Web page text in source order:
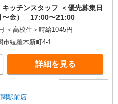
ッチンスタッフ ＜優先募集日
〜金） 17:00〜21:00
＜高校生＞時給1045円
市綾羅木新町4-1
詳細を見る
駅前店